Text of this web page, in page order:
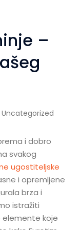
–
Uncategorized
i dobro
svakog
ugostiteljske
i opremljene
brza i
istražiti
elemente koje